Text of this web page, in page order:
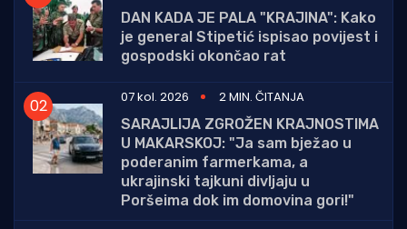
DAN KADA JE PALA "KRAJINA": Kako
je general Stipetić ispisao povijest i
gospodski okončao rat
07 kol. 2026
2 MIN. ČITANJA
SARAJLIJA ZGROŽEN KRAJNOSTIMA
U MAKARSKOJ: "Ja sam bježao u
poderanim farmerkama, a
ukrajinski tajkuni divljaju u
Poršeima dok im domovina gori!"